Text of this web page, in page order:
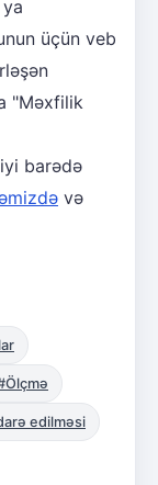
ya
üçün veb
"Məxfilik
barədə
və
edilməsi